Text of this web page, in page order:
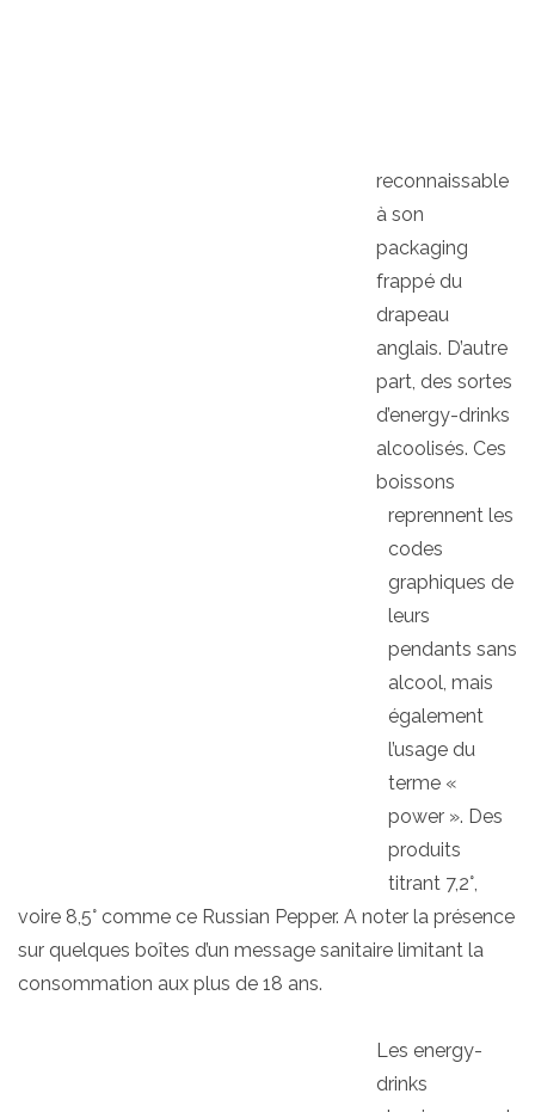
reconnaissable
à son
packaging
frappé du
drapeau
anglais. D’autre
part, des sortes
d’energy-drinks
alcoolisés. Ces
boissons
reprennent les
codes
graphiques de
leurs
pendants sans
alcool, mais
également
l’usage du
terme «
power ». Des
produits
titrant 7,2°,
voire 8,5° comme ce Russian Pepper. A noter la présence
sur quelques boîtes d’un message sanitaire limitant la
consommation aux plus de 18 ans.
Les energy-
drinks